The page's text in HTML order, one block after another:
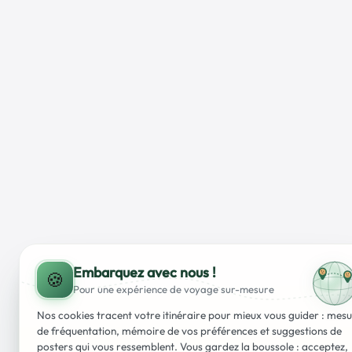
🍪 Embarquez avec nous !
Pour une expériencede voyagesur-mesure
Nos cookies tracent votre itinéraire pour mieux vous guider :
de fréquentation, mémoire de vos préférences et suggestions de
posters qui vous ressemblent. Vous gardez la boussole : acceptez,